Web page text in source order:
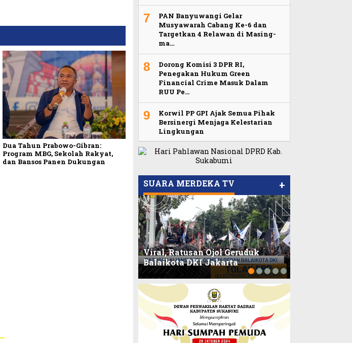
Dua Tahun Prabowo-Gibran:
Program MBG, Sekolah Rakyat,
dan Bansos Panen Dukungan
7
PAN Banyuwangi Gelar
Musyawarah Cabang Ke-6 dan
Targetkan 4 Relawan di Masing-
ma…
8
Dorong Komisi 3 DPR RI,
Penegakan Hukum Green
Financial Crime Masuk Dalam
RUU Pe…
9
Korwil PP GPI Ajak Semua Pihak
Bersinergi Menjaga Kelestarian
Lingkungan
SUARA MERDEKA TV +
Viral Video Ada Setoran RSUD
Sekretaris GPI: Kedua Tokoh…
Viral, Ratusan Ojol Geruduk
Balaikota DKI Jakarta